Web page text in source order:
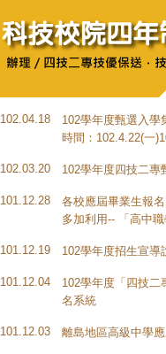
102.04.18
102學年度甄選入學
時間：102.4.22(一
102.03.20 102學年度四技二
101.12.28
各校應屆畢業生報
多加利用-- 「 高中
101.12.19 102學年度招生宣導
101.12.04
102學年度「四技二
名系統
101.12.03 離島地區高級中學